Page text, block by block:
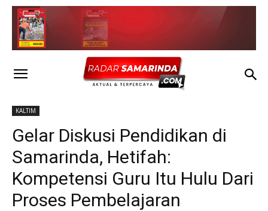
KALTIM
Gelar Diskusi Pendidikan di
Samarinda, Hetifah:
Kompetensi Guru Itu Hulu Dari
Proses Pembelajaran